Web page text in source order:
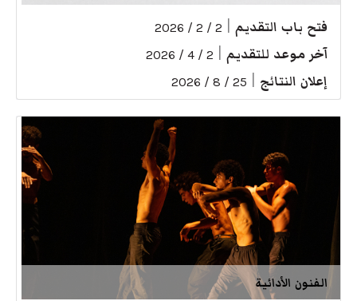
فتح باب التقديم 2 / 2 / 2026
آخر موعد للتقديم 2 / 4 / 2026
إعلان النتائج 25 / 8 / 2026
الفنون الأدائية